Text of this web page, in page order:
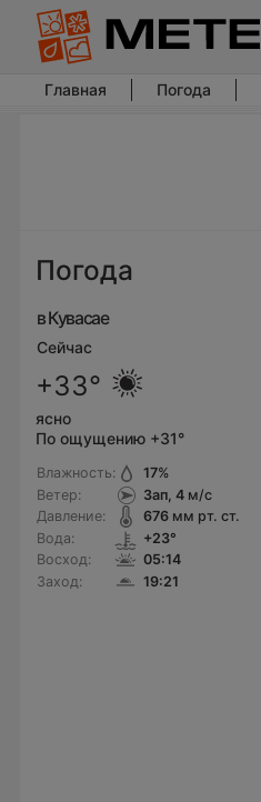
Главная Погода
Погода
в Кувасае
Сейчас
+33°
ясно
По ощущению +31°
Влажность:
Ветер:
Давление:
Вода:
Восход:
Заход:
17%
Зап, 4м/с
676мм рт. ст.
+23°
05:14
19:21